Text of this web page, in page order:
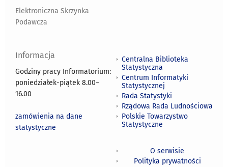
Elektroniczna Skrzynka
Podawcza
Informacja
Godziny pracy Informatorium:
poniedziałek-piątek 8.00–
16.00
zamówienia na dane
statystyczne
Centralna Biblioteka
Statystyczna
Centrum Informatyki
Statystycznej
Rada Statystyki
Rządowa Rada Ludnościowa
Polskie Towarzystwo
Statystyczne
O serwisie
Polityka prywatności